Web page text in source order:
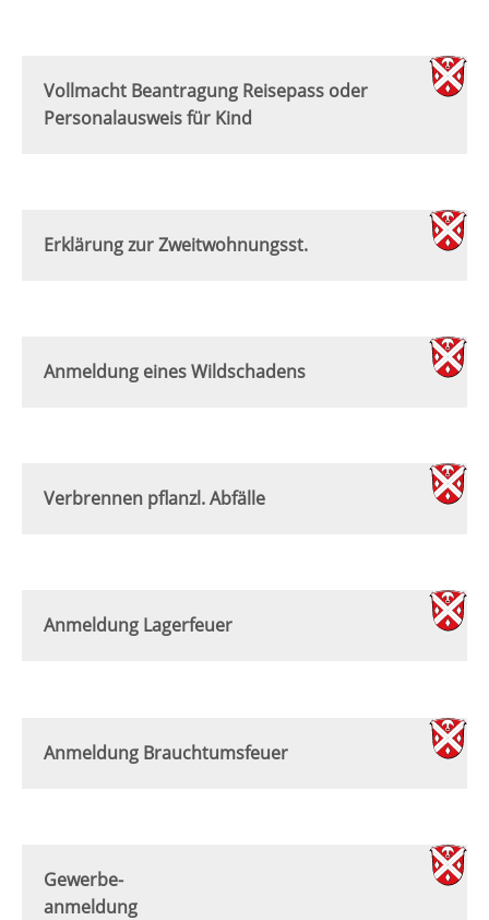
Vollmacht Beantragung Reisepass oder
Personalausweis für Kind
Erklärung zur Zweitwohnungsst.
Anmeldung eines Wildschadens
Verbrennen pflanzl. Abfälle
Anmeldung Lagerfeuer
Anmeldung Brauchtumsfeuer
Gewerbe-
anmeldung